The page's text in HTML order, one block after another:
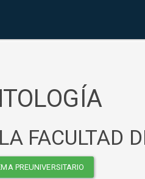
FACULTAD
PREUNIVERSITARIO